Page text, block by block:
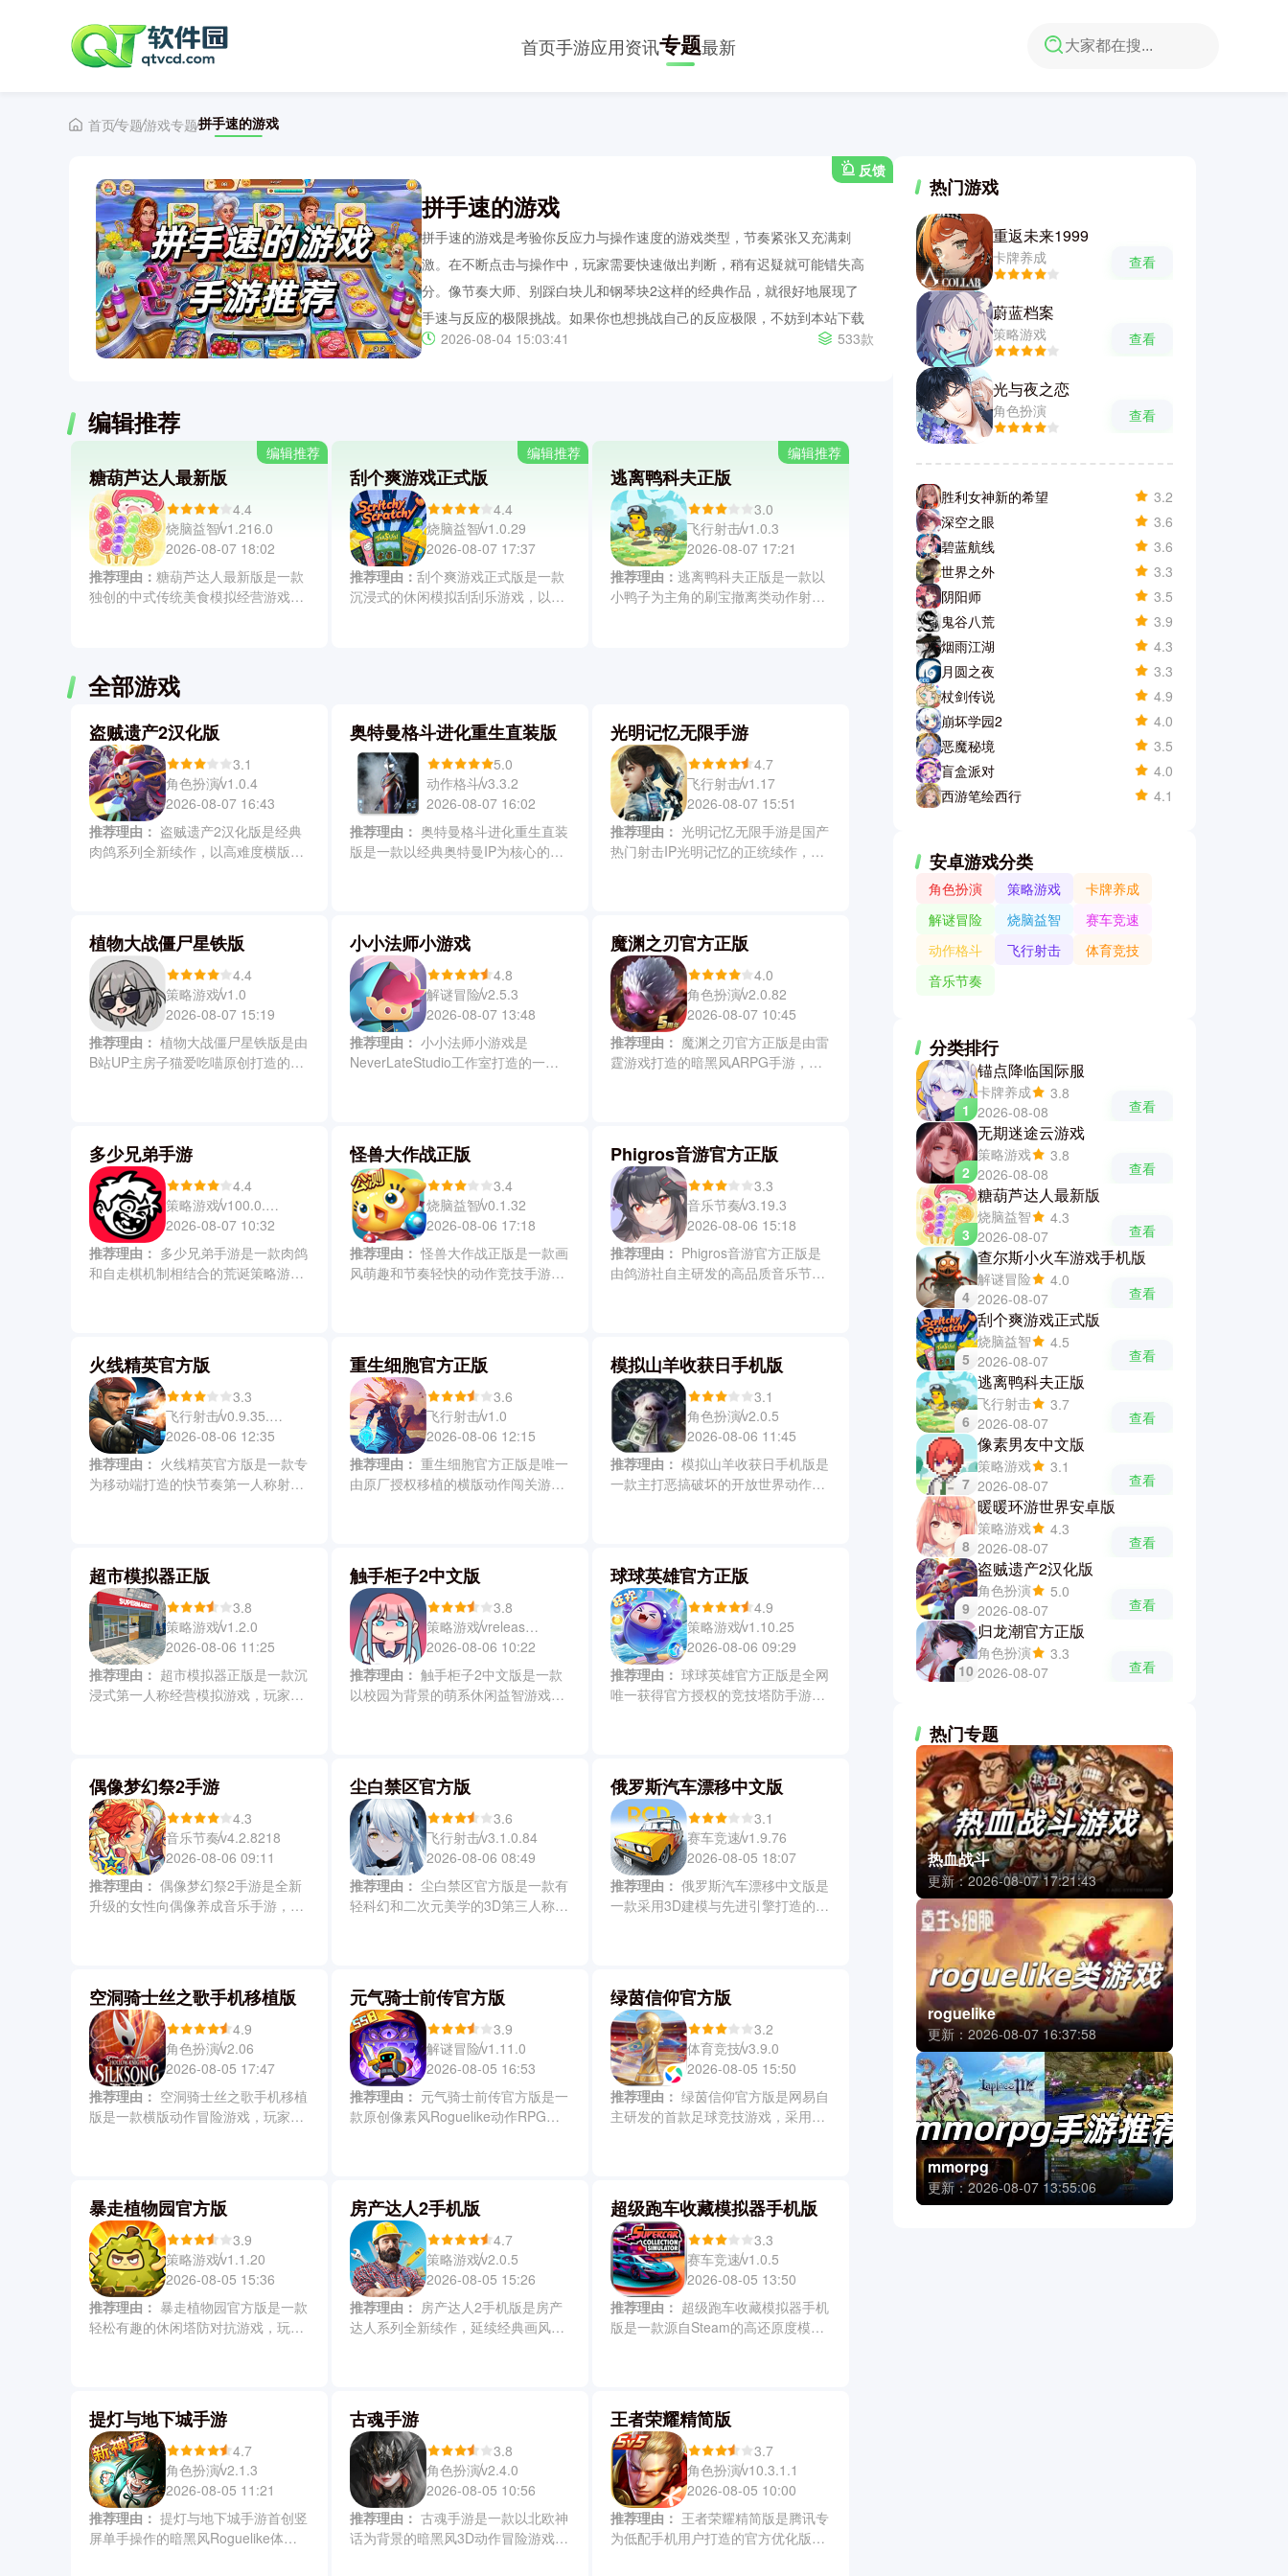
首页手游应用资讯专题最新
首页专题游戏专题拼手速的游戏
反馈
拼手速的游戏
拼手速的游戏是考验你反应力与操作速度的游戏类型，节奏紧张又充满刺
激。在不断点击与操作中，玩家需要快速做出判断，稍有迟疑就可能错失高
分。像节奏大师、别踩白块儿和钢琴块2这样的经典作品，就很好地展现了
手速与反应的极限挑战。如果你也想挑战自己的反应极限，不妨到本站下载
体验，看看你的手速究竟有多快。
2026-08-04 15:03:41 533款
编辑推荐
编辑推荐
糖葫芦达人最新版
4.4
烧脑益智v1.216.0
2026-08-07 18:02
推荐理由： 糖葫芦达人最新版是一款
独创的中式传统美食模拟经营游戏，
时促销顾客满意度管理及店铺美陈设
计提升收益与口碑。同时游戏更融入
品牌。
编辑推荐
刮个爽游戏正式版
4.4
烧脑益智v1.0.29
2026-08-07 17:37
推荐理由： 刮个爽游戏正式版是一款
沉浸式的休闲模拟刮刮乐游戏，以高
更爽更快更有成就感。
编辑推荐
逃离鸭科夫正版
3.0
飞行射击v1.0.3
2026-08-07 17:21
推荐理由： 逃离鸭科夫正版是一款以
小鸭子为主角的刷宝撤离类动作射击
旅。
全部游戏
盗贼遗产2汉化版
3.1
角色扮演v1.0.4
2026-08-07 16:43
推荐理由：
肉鸽系列全新续作，以高难度横版动
产。游戏里新增了深度能力树、道具
合成系统及多周目成长机制，还有精
美的像素画风、沉浸式音效与渐进式
剧情，打造出兼具硬核挑战与策略深
度的冒险体验。
奥特曼格斗进化重生直装版
5.0
动作格斗v3.3.2
2026-08-07 16:02
推荐理由：
版是一款以经典奥特曼IP为核心的沉
斗。奥特曼格斗进化重生支持单人闯
关、多人对战及组队协作等多种玩
法，结合动漫级画面表现与深度养成
系统，让你感受原汁原味的光之英雄
之旅。
光明记忆无限手游
4.7
飞行射击v1.17
2026-08-07 15:51
推荐理由：
热门射击IP光明记忆的正统续作，专
刀剑近战及技能连招等多种战斗风
格。同时游戏的画面表现力显著提
升，通过层层递进的主线与任务线
索，最后揭开空中大陆背后的神秘真
相。
植物大战僵尸星铁版
4.4
策略游戏v1.0
2026-08-07 15:19
推荐理由：
B站UP主房子猫爱吃喵原创打造的策
开拓者则变身幽默搞怪的僵尸。游戏
中玩家可以通过收集星琼部署角色和
解锁关卡，在贝洛伯格展开兼具星铁
世界观特色与塔防策略乐趣的趣味战
斗。
小小法师小游戏
4.8
解谜冒险v2.5.3
2026-08-07 13:48
推荐理由：
NeverLateStudio工作室打造的一款
抗入侵的邪恶怪物。游戏中所有法术
均可强化升级，而且操作简单易上
手，画面精致唯美，节奏明快爽快，
专为休闲玩家设计的肉鸽风格冒险体
验。
魔渊之刃官方正版
4.0
角色扮演v2.0.82
2026-08-07 10:45
推荐理由：
霆游戏打造的暗黑风ARPG手游，摒
让你可以通过随机地图怪物、法盘宝
石系统及专属Buff激活，然后再带给
你千人千面的冒险旅程。
多少兄弟手游
4.4
策略游戏
v100.0.895
2026-08-07 10:32
推荐理由：
和自走棋机制相结合的荒诞策略游
有独特的属性与职业定位。游戏中需
要你去迎战大猩猩、熊孩子、巨鹅乃
至神明等离谱敌人，用不同兄弟组合
不断试错进化，探索究竟需要多少兄
弟才能揍趴这个世界。
怪兽大作战正版
3.4
烧脑益智v0.1.32
2026-08-06 17:18
推荐理由： 怪兽大作战正版是一款画
风萌趣和节奏轻快的动作竞技手游，
融合了休闲解压与竞技乐趣，还提供
多种玩法模式与丰富角色风格，让每
位玩家都能找到专属的冒险节奏与刺
激体验。
Phigros音游官方正版
3.3
音乐节奏v3.19.3
2026-08-06 15:18
推荐理由：
由鸽游社自主研发的高品质音乐节奏
世界律动断层的过程中，通过点按长
按滑动等操作精准契合节拍，体验到
沉浸式剧情与情感共鸣，感受兼具艺
术性与操作爽感的纯正音游魅力。
火线精英官方版
3.3
飞行射击
v0.9.35.550983
2026-08-06 12:35
推荐理由：
为移动端打造的快节奏第一人称射击
技、枪神对决等经典模式，并创新融
入科幻机甲变身、生化对抗和趣味跑
酷等多元玩法，带给你沉浸式和高自
由度的指尖枪战体验。
重生细胞官方正版
3.6
飞行射击v1.0
2026-08-06 12:15
推荐理由：
由原厂授权移植的横版动作闯关游
法。游戏中玩家化身细胞战士在暗黑
城堡中不断重生变强，闪避翻滚一气
呵成，迎战层出不穷的怪物与强大
Boss。
模拟山羊收获日手机版
3.1
角色扮演v2.0.5
2026-08-06 11:45
推荐理由：
一款主打恶搞破坏的开放世界动作游
控山羊或火烈鸟等四位特色角色，用
舌头卷钞票、开车狂飙和戴面具伪
装，接取PRANKNET搞怪任务，赚赃
款买道具建乐园，畅享自由混乱的沙
盒狂欢。
超市模拟器正版
3.8
策略游戏v1.2.0
2026-08-06 11:25
推荐理由：
浸式第一人称经营模拟游戏，玩家会
持续扩建，逐步将小型店铺发展为覆
盖广泛、品类齐全的大型连锁超市，
体验真实又富挑战的商业成长历程。
触手柜子2中文版
3.8
策略游戏
vrelease-0.3
2026-08-06 10:22
推荐理由：
以校园为背景的萌系休闲益智游戏，
捕者。游戏采用灵动的卡通画风，场
景奇幻多样，关卡设计巧妙融合策略
与趣味，操作简单却富有挑战性。
球球英雄官方正版
4.9
策略游戏v1.10.25
2026-08-06 09:29
推荐理由：
唯一获得官方授权的竞技塔防手游，
PVP对战与深度养成玩法，竖屏操作
便捷流畅，搭配上宝箱系统与多模式
的关卡挑战，带给你真实爽快又富有
脑力博弈的塔防新体验。
偶像梦幻祭2手游
4.3
音乐节奏v4.2.8218
2026-08-06 09:11
推荐理由：
升级的女性向偶像养成音乐手游，相
幻祭2配备了高精度3D角色模型与
360度自由视角的沉浸式演唱会系
统，真正实现从卡牌收集到立体偶像
培育的全面进化。
尘白禁区官方版
3.6
飞行射击v3.1.0.84
2026-08-06 08:49
推荐理由：
轻科幻和二次元美学的3D第三人称射
玻璃光影皆精雕细琢。游戏中会率领
三人小队协同作战，在层层推进的剧
情中揭开尘白禁区背后的隐秘真相，
沉浸于紧张刺激的视听盛宴与深度叙
事体验之中。
俄罗斯汽车漂移中文版
3.1
赛车竞速v1.9.76
2026-08-05 18:07
推荐理由：
一款采用3D建模与先进引擎打造的高
辆性能。同时还能挑战多样地图与竞
速任务，灵活运用加速转弯等技巧争
夺冠军荣耀，体验沉浸式驾驶快感与
个性化定制乐趣。
空洞骑士丝之歌手机移植版
4.9
角色扮演v2.06
2026-08-05 17:47
推荐理由：
版是一款横版动作冒险游戏，玩家操
与精巧谜题，最终抵达圣堡直面终极
Boss。然后可以揭开自身身世与世界
真相的双重秘密，完整复刻原作精髓
并适配移动端操作体验。
元气骑士前传官方版
3.9
解谜冒险v1.11.0
2026-08-05 16:53
推荐理由：
款原创像素风Roguelike动作RPG手
法等多元职业，每职拥有独特技能与
成长路径。同时元气骑士前传还支持
技能加点、装备锻造和羁绊搭配等深
度养成，带给你爽快流畅的战斗节奏
与高自由度的冒险旅程。
绿茵信仰官方版
3.2
体育竞技v3.9.0
2026-08-05 15:50
推荐理由：
主研发的首款足球竞技游戏，采用自
解个性喜好，并畅享PVP对战、真实
联赛模拟、3V3街球及3D俱乐部社交
等多元玩法，配合顶级画面表现与流
畅动作系统，带给你媲美端游的沉浸
式足球体验。
暴走植物园官方版
3.9
策略游戏v1.1.20
2026-08-05 15:36
推荐理由：
轻松有趣的休闲塔防对抗游戏，玩家
暴走植物园游戏中你要灵活的布阵以
抵御源源不断来袭的敌人，在养成与
策略协同中体验到酣畅淋漓又不失休
闲感的塔防乐趣。
房产达人2手机版
4.7
策略游戏v2.0.5
2026-08-05 15:26
推荐理由：
达人系列全新续作，延续经典画风与
拟真操作，结合色彩搭配与风格设计
改造旧屋，统筹购入成本、翻新预算
与客户偏好实现利润最大化，动态市
场机制更考验商业决策能力。
超级跑车收藏模拟器手机版
3.3
赛车竞速v1.0.5
2026-08-05 13:50
推荐理由：
版是一款源自Steam的高还原度模拟
通过等级成长拓展车型库和优化陈列
布局并吸引客流。同时还能抽盲盒或
直接购买心仪座驾，体验沉浸式收藏
养成与商业经营的双重乐趣。
提灯与地下城手游
4.7
角色扮演v2.1.3
2026-08-05 11:21
推荐理由：
屏单手操作的暗黑风Roguelike体
古魂手游
3.8
角色扮演v2.4.0
2026-08-05 10:56
推荐理由：
话为背景的暗黑风3D动作冒险游戏，
王者荣耀精简版
3.7
角色扮演v10.3.1.1
2026-08-05 10:00
推荐理由：
为低配手机用户打造的官方优化版
热门游戏
重返未来1999
卡牌养成 查看
蔚蓝档案
策略游戏 查看
光与夜之恋
角色扮演 查看
胜利女神新的希望
3.2
深空之眼
3.6
碧蓝航线
3.6
世界之外
3.3
阴阳师
3.5
鬼谷八荒
3.9
烟雨江湖
4.3
月圆之夜
3.3
杖剑传说
4.9
崩坏学园2
4.0
恶魔秘境
3.5
盲盒派对
4.0
西游笔绘西行
4.1
安卓游戏分类
角色扮演 策略游戏
卡牌养成
解谜冒险
烧脑益智
赛车竞速
动作格斗
飞行射击
体育竞技
音乐节奏
分类排行
1
锚点降临国际服
卡牌养成
3.8
2026-08-08
查看
2
无期迷途云游戏
策略游戏
3.8
2026-08-08
查看
3
糖葫芦达人最新版
烧脑益智
4.3
2026-08-07
查看
4
查尔斯小火车游戏手机版
解谜冒险
4.0
2026-08-07
查看
5
刮个爽游戏正式版
烧脑益智
4.5
2026-08-07
查看
6
逃离鸭科夫正版
飞行射击
3.7
2026-08-07
查看
7
像素男友中文版
策略游戏
3.1
2026-08-07
查看
8
暖暖环游世界安卓版
策略游戏
4.3
2026-08-07
查看
9
盗贼遗产2汉化版
角色扮演
5.0
2026-08-07
查看
10
归龙潮官方正版
角色扮演
3.3
2026-08-07
查看
热门专题
热血战斗
更新：2026-08-07 17:21:43
roguelike
更新：2026-08-07 16:37:58
mmorpg
更新：2026-08-07 13:55:06